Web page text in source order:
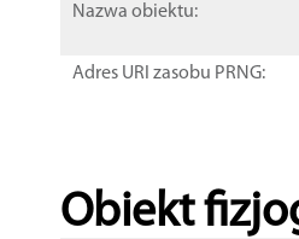
Nazwa obiektu:
Adres URI zasobu PRNG:
Obiekt